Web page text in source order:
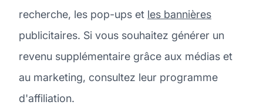
recherche, les pop-ups et les bannières
publicitaires. Si vous souhaitez générer un
revenu supplémentaire grâce aux médias et
au marketing, consultez leur programme
d'affiliation.